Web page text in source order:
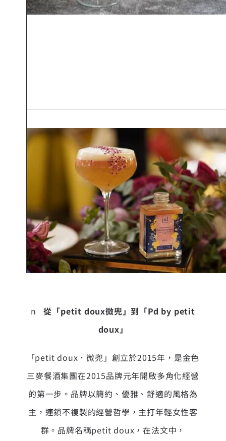
n從「petit doux微兜」到「Pd by petit
doux」
「petit doux．微兜」創立於2015年，是金色
三麥餐酒集團在2015品牌元年開啟多角化經營
的第一步。品牌以簡約、優雅、舒適的風格為
主，連鎖不複製的經營哲學，主打年輕女性客
群。品牌名稱petit doux，在法文中，